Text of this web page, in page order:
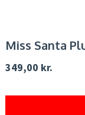
Miss Santa
349,00 kr.